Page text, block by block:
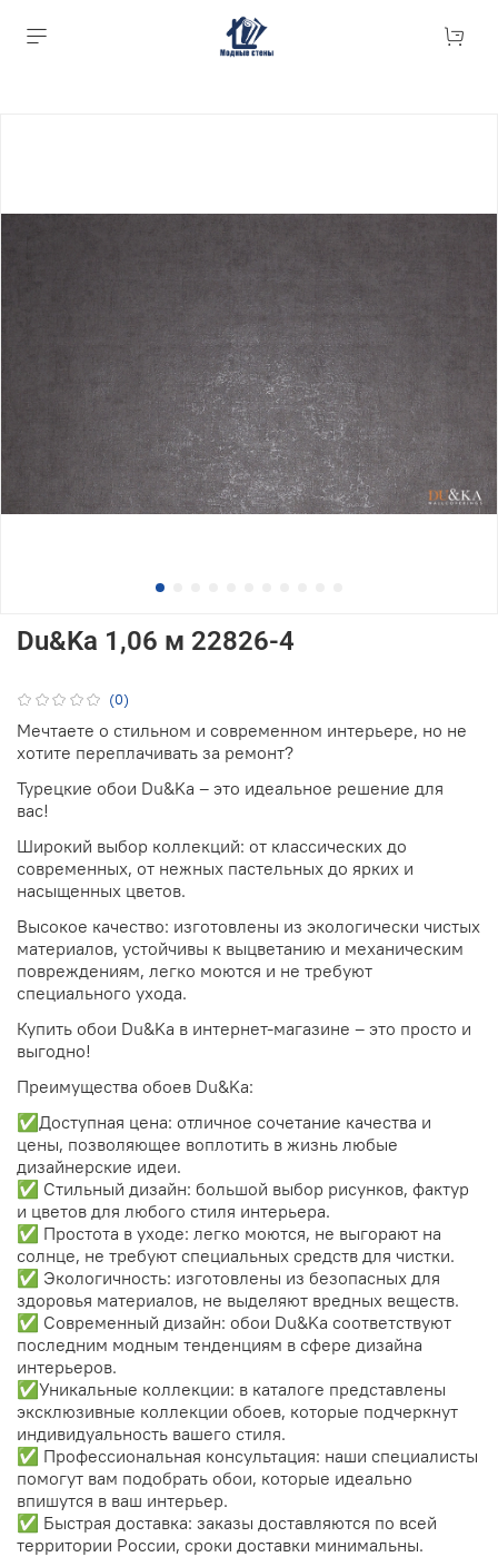
(0)
Du&Ka 1,06 м 22826-4
Мечтаете о стильном и современном интерьере, но не
хотите переплачивать за ремонт?
Турецкие обои Du&Ka – это идеальное решение для
вас!
Широкий выбор коллекций: от классических до
современных, от нежных пастельных до ярких и
насыщенных цветов.
Высокое качество: изготовлены из экологически чистых
материалов, устойчивы к выцветанию и механическим
повреждениям, легко моются и не требуют
специального ухода.
Купить обои Du&Ka в интернет-магазине – это просто и
выгодно!
Преимущества обоев Du&Ka:
✅Доступная цена: отличное сочетание качества и
цены, позволяющее воплотить в жизнь любые
дизайнерские идеи.
✅ Стильный дизайн: большой выбор рисунков, фактур
и цветов для любого стиля интерьера.
✅ Простота в уходе: легко моются, не выгорают на
солнце, не требуют специальных средств для чистки.
✅ Экологичность: изготовлены из безопасных для
здоровья материалов, не выделяют вредных веществ.
✅ Современный дизайн: обои Du&Ka соответствуют
последним модным тенденциям в сфере дизайна
интерьеров.
✅Уникальные коллекции: в каталоге представлены
эксклюзивные коллекции обоев, которые подчеркнут
индивидуальность вашего стиля.
✅ Профессиональная консультация: наши специалисты
помогут вам подобрать обои, которые идеально
впишутся в ваш интерьер.
✅ Быстрая доставка: заказы доставляются по всей
территории России, сроки доставки минимальны.